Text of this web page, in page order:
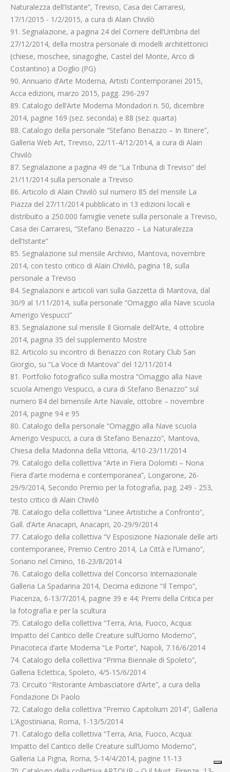
Naturalezza dell’Istante”, Treviso, Casa dei Carraresi,
17/1/2015 - 1/2/2015, a cura di Alain Chivilò
91. Segnalazione, a pagina 24 del Corriere dell’Umbria del
27/12/2014, della mostra personale di modelli architettonici
(chiese, moschee, sinagoghe, Castel del Monte, Arco di
Costantino) a Doglio (PG)
90. Annuario d’Arte Moderna, Artisti Contemporanei 2015,
Acca edizioni, marzo 2015, pagg. 296-297
89. Catalogo dell’Arte Moderna Mondadori n. 50, dicembre
2014, pagine 169 (sez. seconda) e 88 (sez. quarta)
88. Catalogo della personale “Stefano Benazzo – In Itinere”,
Galleria Web Art, Treviso, 22/11-4/12/2014, a cura di Alain
Chivilò
87. Segnalazione a pagina 49 de “La Tribuna di Treviso” del
21/11/2014 sulla personale a Treviso
86. Articolo di Alain Chivilò sul numero 85 del mensile La
Piazza del 27/11/2014 pubblicato in 13 edizioni locali e
distribuito a 250.000 famiglie venete sulla personale a Treviso,
Casa dei Carraresi, “Stefano Benazzo – La Naturalezza
dell’Istante”
85. Segnalazione sul mensile Archivio, Mantova, novembre
2014, con testo critico di Alain Chivilò, pagina 18, sulla
personale a Treviso
84. Segnalazioni e articoli vari sulla Gazzetta di Mantova, dal
30/9 al 1/11/2014, sulla personale “Omaggio alla Nave scuola
Amerigo Vespucci”
83. Segnalazione sul mensile Il Giornale dell’Arte, 4 ottobre
2014, pagina 35 del supplemento Mostre
82. Articolo su incontro di Benazzo con Rotary Club San
Giorgio, su “La Voce di Mantova” del 12/11/2014
81. Portfolio fotografico sulla mostra “Omaggio alla Nave
scuola Amerigo Vespucci, a cura di Stefano Benazzo” sul
numero 84 del bimensile Arte Navale, ottobre – novembre
2014, pagine 94 e 95
80. Catalogo della personale “Omaggio alla Nave scuola
Amerigo Vespucci, a cura di Stefano Benazzo”, Mantova,
Chiesa della Madonna della Vittoria, 4/10-23/11/2014
79. Catalogo della collettiva “Arte in Fiera Dolomiti – Nona
Fiera d’arte moderna e contemporanea”, Longarone, 26-
29/9/2014, Secondo Premio per la fotografia, pag. 249 - 253,
testo critico di Alain Chivilò
78. Catalogo della collettiva “Linee Artistiche a Confronto”,
Gall. d’Arte Anacapri, Anacapri, 20-29/9/2014
77. Catalogo della collettiva “V Esposizione Nazionale delle arti
contemporanee, Premio Centro 2014, La Città e l’Umano”,
Soriano nel Cimino, 16-23/8/2014
76. Catalogo della collettiva del Concorso Internazionale
Galleria La Spadarina 2014, Decima edizione “Il Tempo”,
Piacenza, 6-13/7/2014, pagine 39 e 44; Premi della Critica per
la fotografia e per la scultura
75. Catalogo della collettiva “Terra, Aria, Fuoco, Acqua:
Impatto del Cantico delle Creature sull’Uomo Moderno”,
Pinacoteca d’arte Moderna “Le Porte”, Napoli, 7.16/6/2014
74. Catalogo della collettiva “Prima Biennale di Spoleto”,
Galleria Eclettica, Spoleto, 4/5-15/6/2014
73. Circuito “Ristorante Ambasciatore d’Arte”, a cura della
Fondazione Di Paolo
72. Catalogo della collettiva “Premio Capitolium 2014”, Galleria
L’Agostiniana, Roma, 1-13/5/2014
71. Catalogo della collettiva “Terra, Aria, Fuoco, Acqua:
Impatto del Cantico delle Creature sull’Uomo Moderno”,
Galleria La Pigna, Roma, 5-14/4/2014, pagine 11-13